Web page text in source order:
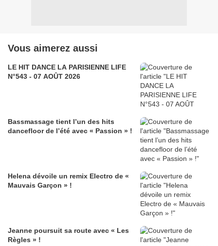
Vous aimerez aussi
LE HIT DANCE LA PARISIENNE LIFE
N°543 - 07 AOÛT 2026
Bassmassage tient l’un des hits
dancefloor de l’été avec « Passion » !
Helena dévoile un remix Electro de «
Mauvais Garçon » !
Jeanne poursuit sa route avec « Les
Règles » !